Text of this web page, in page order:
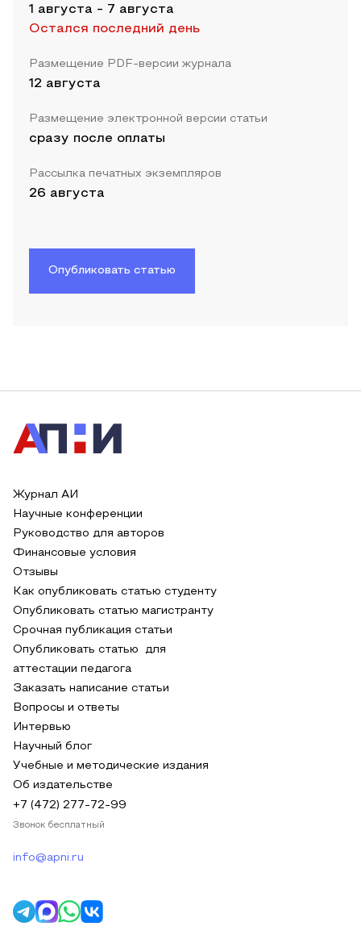
1 августа - 7 августа
Остался последний день
Размещение PDF-версии журнала
12 августа
Размещение электронной версии статьи
сразу после оплаты
Рассылка печатных экземпляров
26 августа
Опубликовать статью
Журнал АИ
Научные конференции
Руководство для авторов
Финансовые условия
Отзывы
Как опубликовать статью студенту
Опубликовать статью магистранту
Срочная публикация статьи
Опубликовать статью для
аттестации педагога
Заказать написание статьи
Вопросы и ответы
Интервью
Научный блог
Учебные и методические издания
Об издательстве
+7 (472) 277-72-99
Звонок бесплатный
info@apni.ru